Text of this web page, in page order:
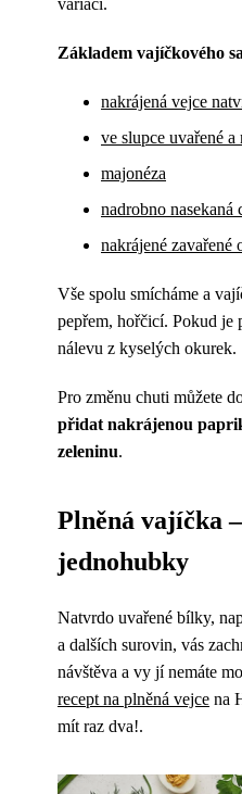
variací.
Základem vajíčkového
nakrájená vejce
ve slupce uvařené
majonéza
nadrobno nasekaná
nakrájené zavařené
Vše spolu smícháme a
pepřem, hořčicí. Pokud je
nálevu z kyselých okurek.
Pro změnu chuti můžete
přidat nakrájenou
zeleninu.
Plněná vajíčka
jednohubky
Natvrdo uvařené bílky,
a dalších surovin, vás
návštěva a vy jí nemáte
recept na plněná vejce na
mít raz dva!.